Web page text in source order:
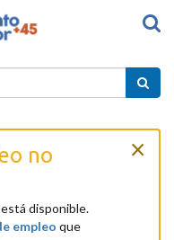
T
g
l
s
e
no
disponible.
empleo que
×